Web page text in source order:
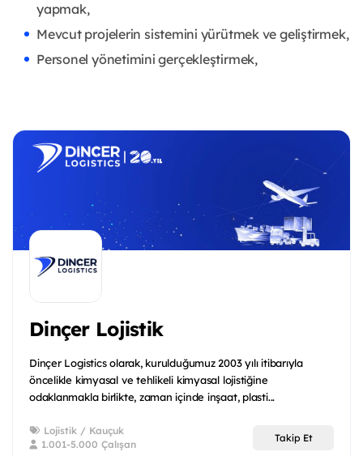
yapmak,
Mevcut projelerin sistemini yürütmek ve geliştirmek,
Personel yönetimini gerçekleştirmek,
Dinçer Lojistik
Dinçer Logistics olarak, kurulduğumuz 2003 yılı itibarıyla
öncelikle kimyasal ve tehlikeli kimyasal lojistiğine
odaklanmakla birlikte, zaman içinde inşaat, plasti...
Lojistik / Kauçuk
1.001-5.000 Çalışan
Takip Et